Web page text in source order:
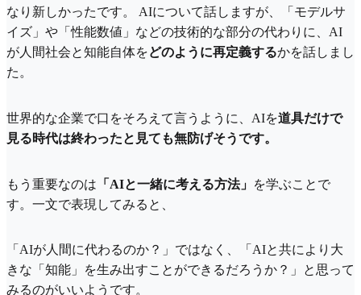
なり新しかったです。 AIについて話しますが、「モデルサ
イズ」や「性能数値」などの技術的な部分の代わりに、AI
が人間社会と知能自体をどのように再定義するかを話しまし
た。
世界的な企業で口をそろえて言うように、AIを道具だけで
見る時代は終わったと見ても無防げそうです。
もう重要なのは 「AIと一緒に考える方法」 を学ぶことで
す。一文で表現してみると、
「AIが人間に代わるのか？」ではなく、「AIと共により大
きな「知能」を生み出すことができるだろうか？」と思って
みるのがいいようです。